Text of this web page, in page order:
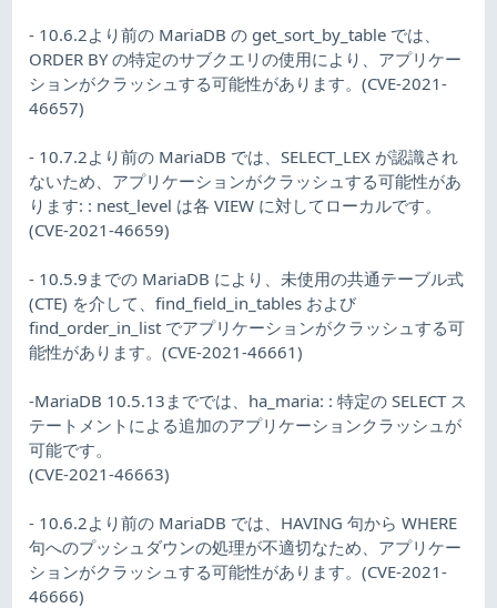
- 10.6.2より前の MariaDB の get_sort_by_table では、
ORDER BY の特定のサブクエリの使用により、アプリケー
ションがクラッシュする可能性があります。(CVE-2021-
46657)
- 10.7.2より前の MariaDB では、SELECT_LEX が認識され
ないため、アプリケーションがクラッシュする可能性があ
ります: : nest_level は各 VIEW に対してローカルです。
(CVE-2021-46659)
- 10.5.9までの MariaDB により、未使用の共通テーブル式
(CTE) を介して、find_field_in_tables および
find_order_in_list でアプリケーションがクラッシュする可
能性があります。(CVE-2021-46661)
-MariaDB 10.5.13まででは、ha_maria: : 特定の SELECT ス
テートメントによる追加のアプリケーションクラッシュが
可能です。
(CVE-2021-46663)
- 10.6.2より前の MariaDB では、HAVING 句から WHERE
句へのプッシュダウンの処理が不適切なため、アプリケー
ションがクラッシュする可能性があります。(CVE-2021-
46666)